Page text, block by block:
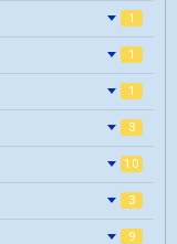
1
1
1
3
10
3
9